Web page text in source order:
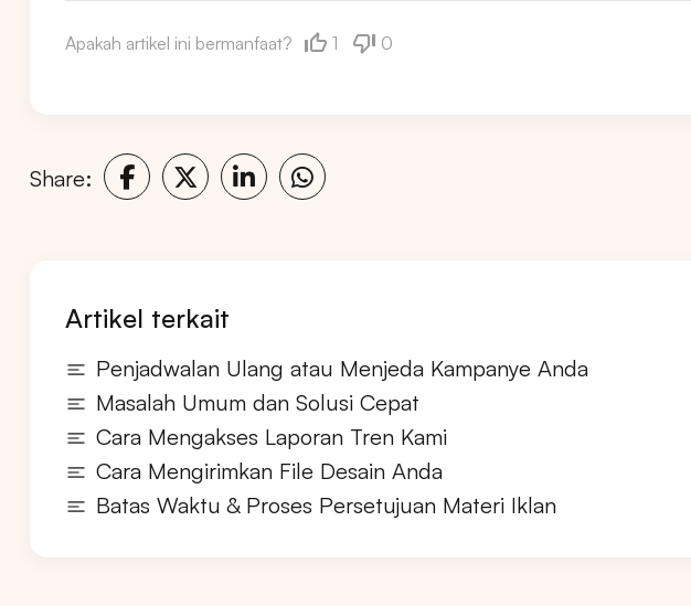
Apakah artikel ini bermanfaat? 1 0
Share:
Artikel terkait
Penjadwalan Ulang atau Menjeda Kampanye Anda
Masalah Umum dan Solusi Cepat
Cara Mengakses Laporan Tren Kami
Cara Mengirimkan File Desain Anda
Batas Waktu & Proses Persetujuan Materi Iklan